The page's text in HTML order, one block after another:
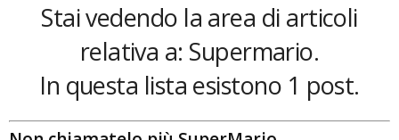
Stai vedendo la area di articoli
relativa a: Supermario.
In questa lista esistono 1 post.